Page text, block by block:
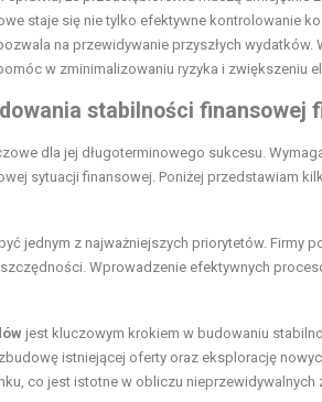
staje się nie tylko efektywne kontrolowanie
na przewidywanie przyszłych wydatków.
w zminimalizowaniu ryzyka i zwiększeniu
stabilności finansowej
dla jej długoterminowego sukcesu.
sytuacji finansowej. Poniżej przedstawiam
jednym z najważniejszych priorytetów. Firmy
Wprowadzenie efektywnych
jest kluczowym krokiem w budowaniu
istniejącej oferty oraz eksplorację
co jest istotne w obliczu nieprzewidywalnych